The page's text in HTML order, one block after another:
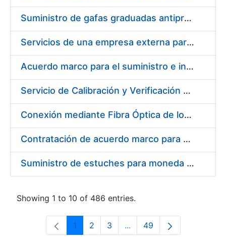
Suministro de gafas graduadas antiproyecciones para los trabajadores de la FNMT-RCM en los centros de trabajo de Madrid y Burgos
Servicios de una empresa externa para el asesoramiento y resolución de los recursos de alzada que se presentan relacionados con procesos de selección para la FNMT-RCM
Acuerdo marco para el suministro e instalación de persianas, estores y otros complementos
Servicio de Calibración y Verificación Externa de los Equipos de Medición del Servicio de Prevención de la FNMT-RCM
Conexión mediante Fibra Óptica de los Centros de Proceso de Datos (CPDs) de las sedes de la FNMT-RCM de Burgos y Madrid
Contratación de acuerdo marco para el Suministro de Material de Electricidad para la Fábrica Nacional de Moneda y Timbre-Real Casa de la Moneda en su centro de trabajo de Burgos
Suministro de estuches para moneda de 30 €
Showing 1 to 10 of 486 entries.
Page
1 Page
2 Page
3 ...Intermediate Pages Use
Page
49